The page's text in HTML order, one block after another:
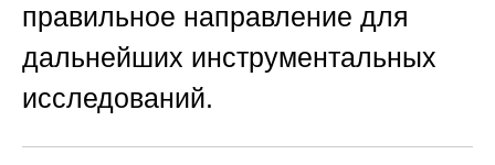
правильное направление для
дальнейших инструментальных
исследований.